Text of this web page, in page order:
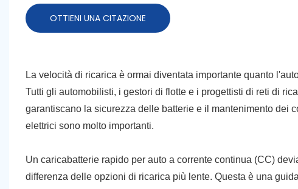
OTTIENI UNA CITAZIONE
La velocità di ricarica è ormai diventata importante quanto
Tutti gli automobilisti, i gestori di flotte e i progettisti di reti di
garantiscano la sicurezza delle batterie e il mantenimento dei
elettrici sono molto importanti.
Un caricabatterie rapido per auto a corrente continua (CC)
differenza delle opzioni di ricarica più lente. Questa è una